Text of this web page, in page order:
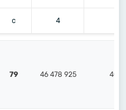
c 4
79 46 478 925 40